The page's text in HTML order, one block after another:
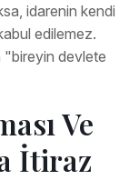
idarenin kendi
edilemez.
"bireyin devlete
Ve
İtiraz